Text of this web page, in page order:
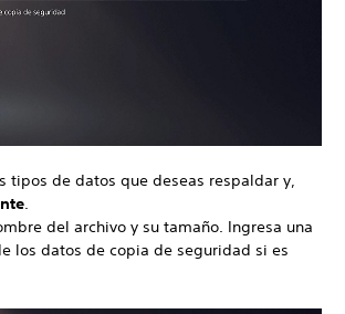
tipos de datos que deseas respaldar y,
.
del archivo y su tamaño. Ingresa una
los datos de copia de seguridad si es